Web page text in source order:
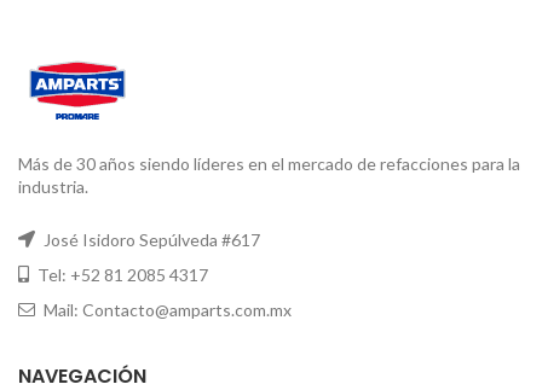
Más de 30 años siendo líderes en el mercado de refacciones para la
industria.
José Isidoro Sepúlveda #617
Tel: +52 81 2085 4317
Mail: Contacto@amparts.com.mx
NAVEGACIÓN